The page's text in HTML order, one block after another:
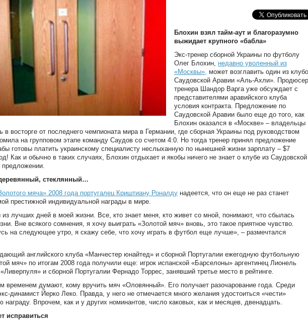
Блохин взял тайм-аут и благоразумно
выжидает крупного «бабла»
Экс-тренер сборной Украины по футболу
Олег Блохин, недавно уволенный из
«Москвы», может возглавить один из
Саудовской Аравии «Аль-Ахли». Продюсер
тренера Шандор Варга уже обсуждает с
представителями аравийского клуба
условия контракта. Предложение по
Саудовской Аравии было еще до того, как
Блохин оказался в «Москве» – владельцы
в восторге от последнего чемпионата мира в Германии, где сборная Украины под руководством
на групповом этапе команду Саудов со счетом 4:0. Но тогда тренер принял предложение
готовы платить украинскому специалисту неслыханную по нынешней жизни зарплату – $7
Как и обычно в таких случаях, Блохин отдыхает и якобы ничего не знает о клубе из Саудовской
предложении.
стеклянный…
мяча» 2008 года португалец Криштиану Роналду надеется, что он еще не раз станет
престижной индивидуальной награды в мире.
из лучших дней в моей жизни. Все, кто знает меня, кто живет со мной, понимают, что сбылась
Вне всякого сомнения, я хочу выиграть «Золотой мяч» вновь, это такое приятное чувство.
на следующее утро, я скажу себе, что хочу играть в футбол еще лучше», – размечтался
английского клуба «Манчестер юнайтед» и сборной Португалии ежегодную футбольную
мяч» по итогам 2008 года получили еще: игрок испанской «Барселоны» аргентинец Лионель
и сборной Португалии Фернадо Торрес, занявший третье место в рейтинге.
временем думают, кому вручить мяч «Оловянный». Его получает разочарование года. Среди
динамист Йерко Леко. Правда, у него не отмечается много желания удостоиться «чести»
награду. Впрочем, как и у других номинантов, число каковых, как и месяцев, двенадцать.
исправиться